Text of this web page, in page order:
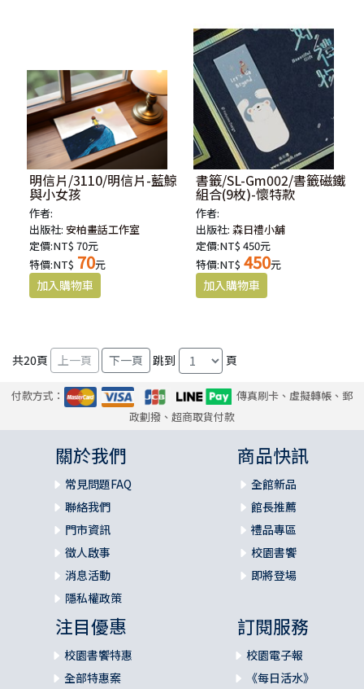
明信片/3110/明信片-藍鯨
與小女孩
作者:
出版社:安柏畫話工作室
定價:NT$ 70元
特價:NT$ 70元
書籤/SL-Gm002/書籤磁鐵
組合(9枚)-懷特款
作者:
出版社:森日禮小舖
定價:NT$ 450元
特價:NT$ 450元
共20頁 跳到 頁
付款方式：
傳真刷卡、虛擬轉帳、郵
政劃撥、超商取貨付款
關於我們
常見問題FAQ
聯絡我們
門市資訊
徵人啟事
消息活動
隱私權政策
商品快訊
全館新品
館長推薦
禮品專區
校園書饗
即將登場
注目優惠
校園書饗特惠
全部特惠案
訂閱服務
校園電子報
《每日活水》